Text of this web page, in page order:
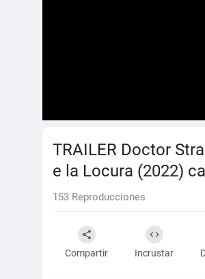
TRAILER Doctor
e la Locura (2022)
153 Reproducciones
Compartir Incrustar